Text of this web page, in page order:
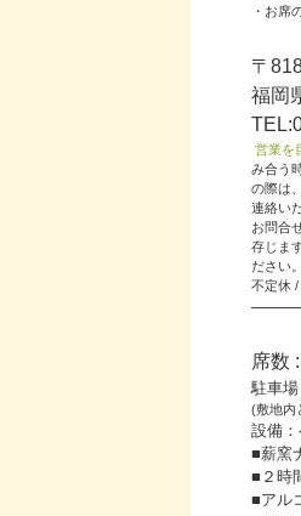
・お席
〒
福岡
営業を
み合う
の際は
連絡い
お問合
存じま
ださい。
不定休
席数
駐車
(敷地内
設備
■薪窯
■２時
■アル